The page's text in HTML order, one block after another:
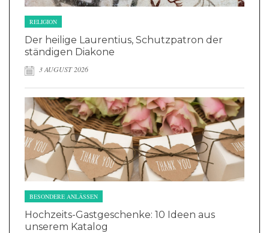
RELIGION
Der heilige Laurentius, Schutzpatron der
ständigen Diakone
3 AUGUST 2026
BESONDERE ANLÄSSEN
Hochzeits-Gastgeschenke: 10 Ideen aus
unserem Katalog